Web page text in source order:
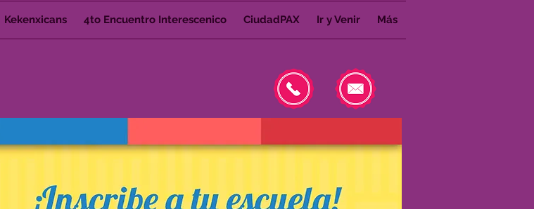
Kekenxicans 4to Encuentro Interescenico CiudadPAX Ir y Venir Más